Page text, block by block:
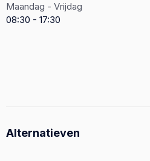
Maandag - Vrijdag
08:30 - 17:30
Alternatieven